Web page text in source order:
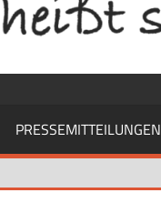
PRESSEMITTEILUNGEN